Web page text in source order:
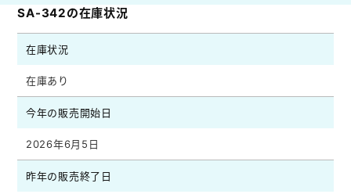
SA-342の在庫状況
在庫状況
在庫あり
今年の販売開始日
2026年6月5日
昨年の販売終了日